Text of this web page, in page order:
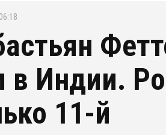
в Индии.
11-й